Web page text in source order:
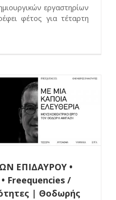
εργαστηρίων
φέτος για τέταρτη
ΕΠΙΔΑΥΡΟΥ •
Freequencies /
| Θοδωρής